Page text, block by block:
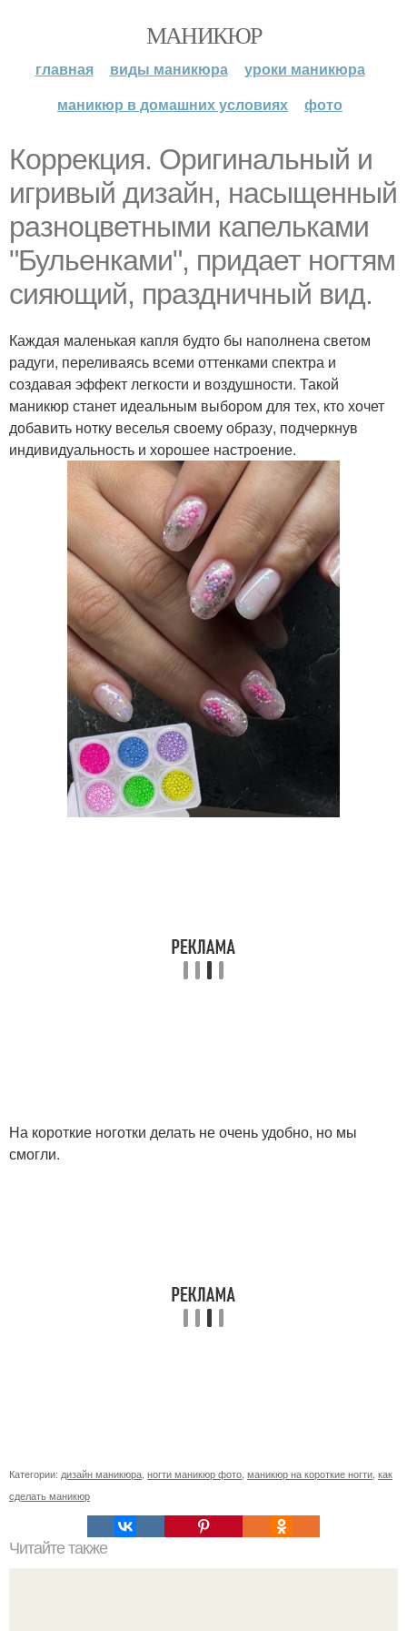
МАНИКЮР
главная виды маникюра
уроки маникюра
маникюр в домашних условиях
фото
Коррекция. Оригинальный и
игривый дизайн, насыщенный
разноцветными капельками
"Бульенками", придает ногтям
сияющий, праздничный вид.
Каждая маленькая капля будто бы наполнена светом
радуги, переливаясь всеми оттенками спектра и
создавая эффект легкости и воздушности. Такой
маникюр станет идеальным выбором для тех, кто хочет
добавить нотку веселья своему образу, подчеркнув
индивидуальность и хорошее настроение.
На короткие ноготки делать не очень удобно, но мы
смогли.
Категории: дизайн маникюра, ногти маникюр фото, маникюр на короткие ногти, как
сделать маникюр
Читайте также